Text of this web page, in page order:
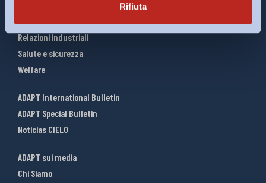
Rifiuta
Mercato del lavoro
Relazioni industriali
Salute e sicurezza
Welfare
ADAPT International Bulletin
ADAPT Special Bulletin
Noticias CIELO
ADAPT sui media
Chi Siamo